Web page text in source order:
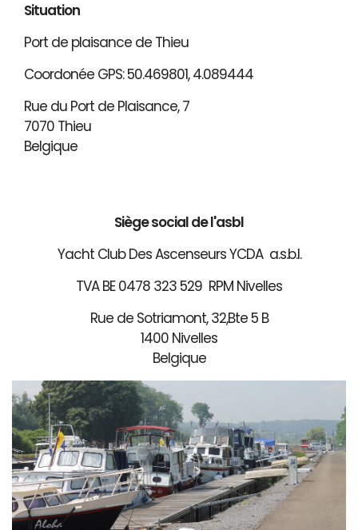
Situation
Port de plaisance de Thieu
Coordonée GPS: 50.469801, 4.089444
Rue du Port de Plaisance, 7
7070 Thieu
Belgique
Siège social de l'asbl
Yacht Club Des Ascenseurs YCDA a.s.b.l.
TVA BE 0478 323 529 RPM Nivelles
Rue de Sotriamont, 32,Bte 5 B
1400 Nivelles
Belgique